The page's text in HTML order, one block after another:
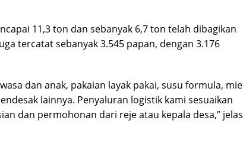
11,3 ton dan sebanyak 6,7 ton telah dibagikan
tercatat sebanyak 3.545 papan, dengan 3.176
dan anak, pakaian layak pakai, susu formula, mie
lainnya. Penyaluran logistik kami sesuaikan
dan permohonan dari reje atau kepala desa,” jelas